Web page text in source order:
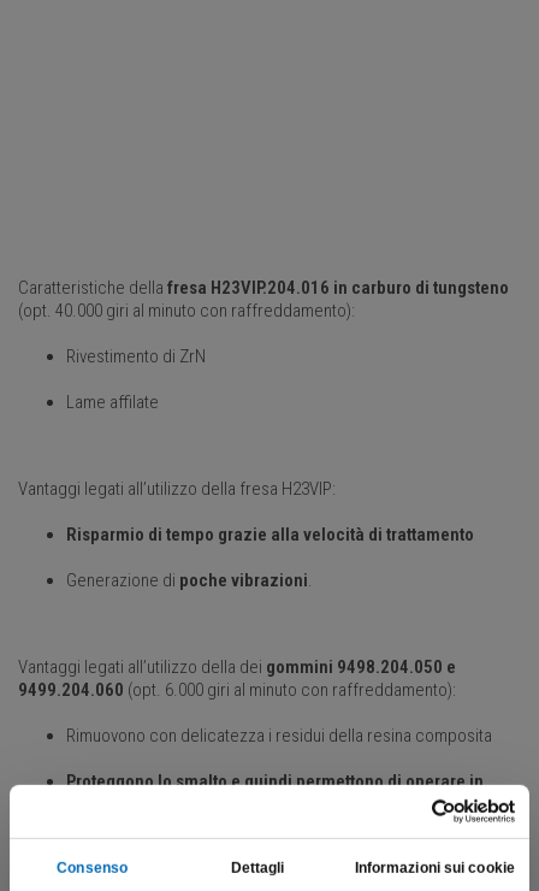
Consenso Dettagli Informazioni sui cookie
Caratteristiche della fresa H23VIP.204.016 in carburo di tungsteno
(opt. 40.000 giri al minuto con raffreddamento):
Rivestimento di ZrN
Lame affilate
Vantaggi legati all’utilizzo della fresa H23VIP:
Risparmio di tempo grazie alla velocità di trattamento
Generazione di poche vibrazioni.
Vantaggi legati all’utilizzo della dei gommini 9498.204.050 e
9499.204.060 (opt. 6.000 giri al minuto con raffreddamento):
Rimuovono con delicatezza i residui della resina composita
Proteggono lo smalto e quindi permettono di operare in